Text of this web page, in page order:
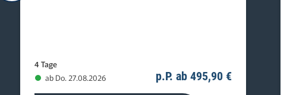
4 Tage
ab Do. 27.08.2026
p.P. ab 495,90 €